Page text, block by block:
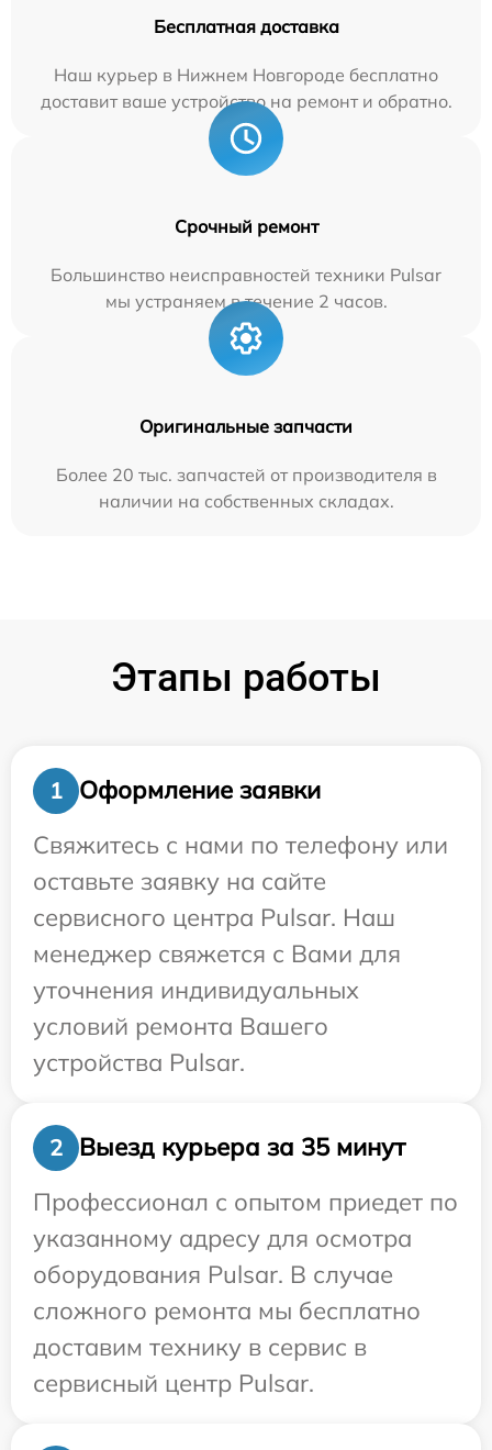
Бесплатная доставка
Наш курьер в Нижнем Новгороде бесплатно
доставит ваше устройство на ремонт и обратно.
Срочный ремонт
Большинство неисправностей техники Pulsar
мы устраняем в течение 2 часов.
Оригинальные запчасти
Более 20 тыс. запчастей от производителя в
наличии на собственных складах.
Этапы работы
1
Оформление заявки
Свяжитесь с нами по телефону или
оставьте заявку на сайте
сервисного центра Pulsar. Наш
менеджер свяжется с Вами для
уточнения индивидуальных
условий ремонта Вашего
устройства Pulsar.
2
Выезд курьера за 35 минут
Профессионал с опытом приедет по
указанному адресу для осмотра
оборудования Pulsar. В случае
сложного ремонта мы бесплатно
доставим технику в сервис в
сервисный центр Pulsar.